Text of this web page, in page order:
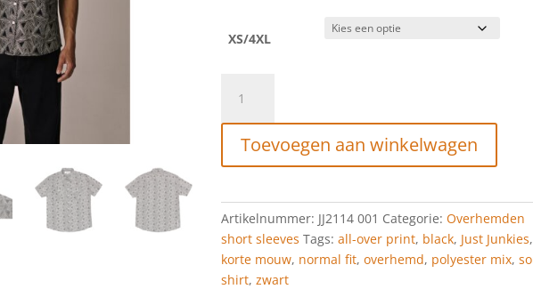
XS/4XL
Junkies
Somex
Shirt
aantal
Toevoegen aan winkelwagen
Artikelnummer: JJ2114 001 Categorie:Overhemden
short sleeves Tags:all-over print, black, Just Junkies,
korte mouw, normal fit,overhemd, polyester mix,
shirt,zwart